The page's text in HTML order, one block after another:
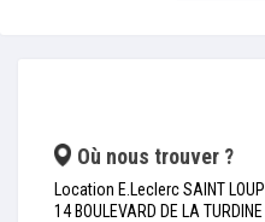
Où nous trouver ?
Location E.Leclerc SAINT LOUP
14 BOULEVARD DE LA TURDINE